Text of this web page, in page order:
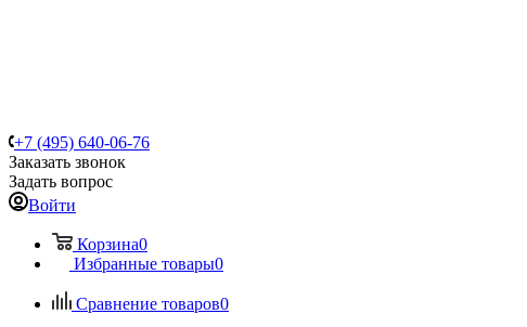
+7 (495) 640-06-76
Заказать звонок
Задать вопрос
Войти
Корзина0
Избранные товары0
Сравнение товаров0